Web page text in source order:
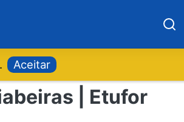
. Aceitar
| Etufor